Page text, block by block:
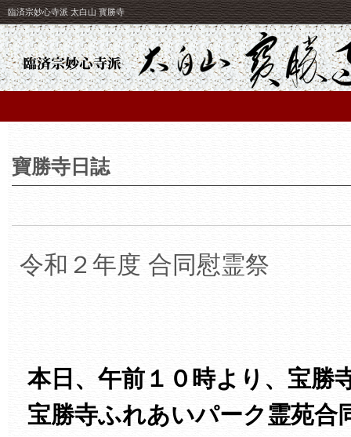
臨済宗妙心寺派 太白山 寳勝寺
寶勝寺日誌
令和２年度 合同慰霊祭
本日、午前１０時より、宝勝
宝勝寺ふれあいパーク霊苑合